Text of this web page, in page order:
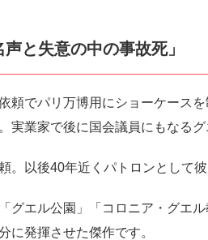
と失意の中の事故死」
頼でパリ万博用にショーケース
実業家で後に国会議員にもなるグ
。以後40年近くパトロンとして彼
グエル公園」「コロニア・グエ
に発揮させた傑作です。
https://jp.pokke.in/blog/7233